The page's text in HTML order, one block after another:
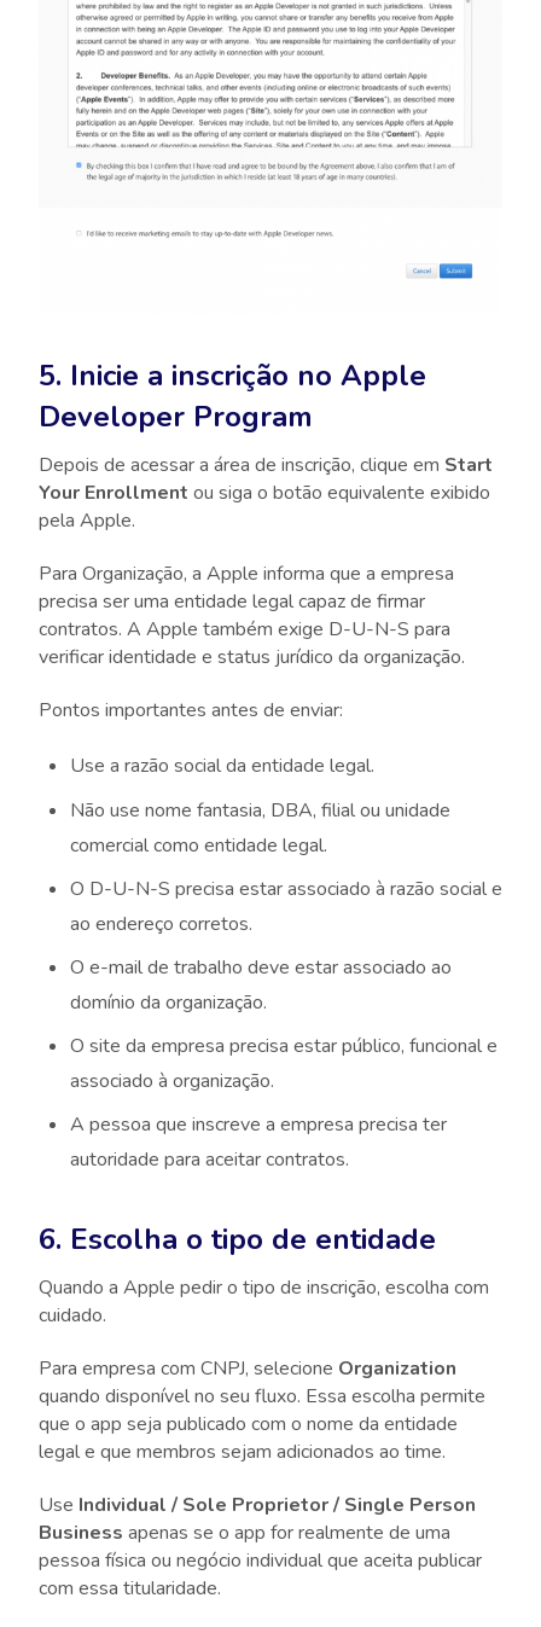
5. Inicie a inscrição no Apple
Developer Program
Depois de acessar a área de inscrição, clique em Start
Your Enrollment ou siga o botão equivalente exibido
pela Apple.
Para Organização, a Apple informa que a empresa
precisa ser uma entidade legal capaz de firmar
contratos. A Apple também exige D-U-N-S para
verificar identidade e status jurídico da organização.
Pontos importantes antes de enviar:
Use a razão social da entidade legal.
Não use nome fantasia, DBA, filial ou unidade
comercial como entidade legal.
O D-U-N-S precisa estar associado à razão social e
ao endereço corretos.
O e-mail de trabalho deve estar associado ao
domínio da organização.
O site da empresa precisa estar público, funcional e
associado à organização.
A pessoa que inscreve a empresa precisa ter
autoridade para aceitar contratos.
6. Escolha o tipo de entidade
Quando a Apple pedir o tipo de inscrição, escolha com
cuidado.
Para empresa com CNPJ, selecione Organization
quando disponível no seu fluxo. Essa escolha permite
que o app seja publicado com o nome da entidade
legal e que membros sejam adicionados ao time.
Use Individual / Sole Proprietor / Single Person
Business apenas se o app for realmente de uma
pessoa física ou negócio individual que aceita publicar
com essa titularidade.